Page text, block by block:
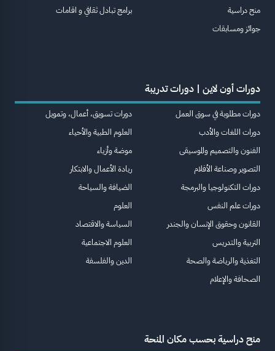
منح دراسية
جوائز ومسابقات
برامج تبادل ثقافي و اقامات
دورات أون لاين | دورات تدريبة
دورات مطلوبة في سوق العمل
دورات اللغات والأدب
الفنون والتصميم والموسيقى
التصوير وصناعة الأفلام
دورات التكنولوجيا والبرمجة
دورات علم النفس
القانون وحقوق الإنسان والجندر
التربية والتدريس
التغذية والرياضة والصحة
الصحافة والإعلام
دورات تسويق، أعمال، وتمويل
العلوم الطبية والأحياء
موضة وأزياء
ريادة الأعمال والابتكار
الضيافة والسياحة
العلوم
السياسة والاقتصاد
العلوم الاجتماعية
الدين والفلسفة
منح دراسية بحسب مكان المنحة